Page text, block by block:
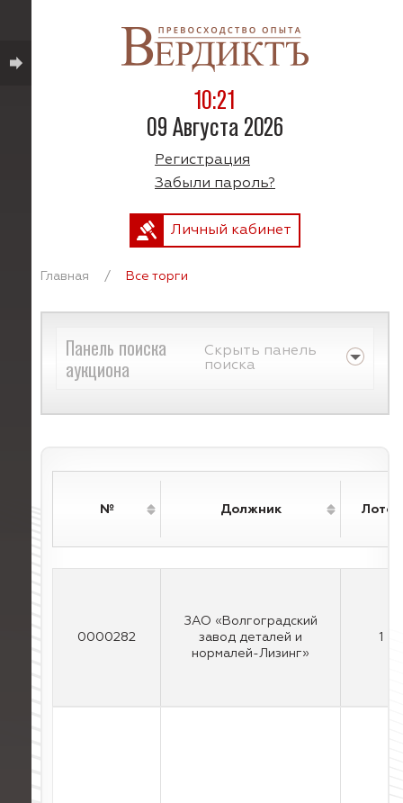
10:21
09 Августа 2026
Регистрация
Забыли пароль?
Личный кабинет
Главная / Все торги
Панель поиска
аукциона
Скрыть панель
поиска
№ Должник Лотов
0000282
ЗАО «Волгоградский
завод деталей и
нормалей-Лизинг»
1